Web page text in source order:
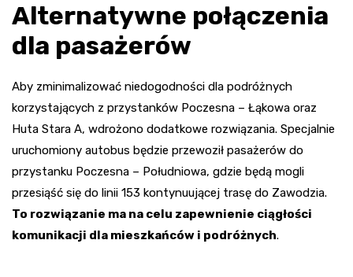
Alternatywne połączenia
dla pasażerów
Aby zminimalizować niedogodności dla podróżnych
korzystających z przystanków Poczesna – Łąkowa oraz
Huta Stara A, wdrożono dodatkowe rozwiązania. Specjalnie
uruchomiony autobus będzie przewoził pasażerów do
przystanku Poczesna – Południowa, gdzie będą mogli
przesiąść się do linii 153 kontynuującej trasę do Zawodzia.
To rozwiązanie ma na celu zapewnienie ciągłości
komunikacji dla mieszkańców i podróżnych.